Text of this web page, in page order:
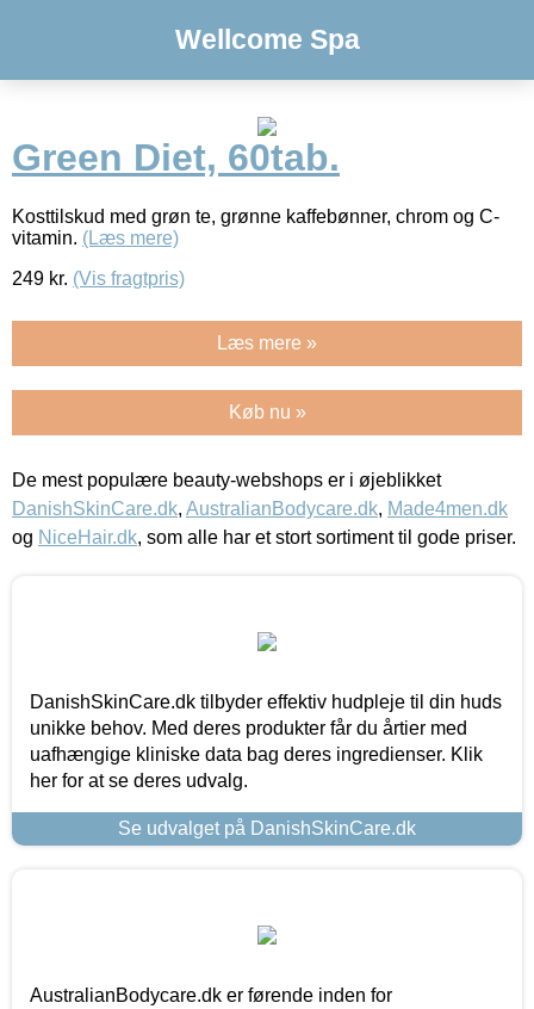
Wellcome Spa
Green Diet, 60tab.
Kosttilskud med grøn te, grønne kaffebønner, chrom og C-
vitamin. (Læs mere)
249 kr. (Vis fragtpris)
Læs mere »
Køb nu »
De mest populære beauty-webshops er i øjeblikket
DanishSkinCare.dk, AustralianBodycare.dk, Made4men.dk
og NiceHair.dk, som alle har et stort sortiment til gode priser.
DanishSkinCare.dk tilbyder effektiv hudpleje til din huds
unikke behov. Med deres produkter får du årtier med
uafhængige kliniske data bag deres ingredienser. Klik
her for at se deres udvalg.
Se udvalget på DanishSkinCare.dk
AustralianBodycare.dk er førende inden for